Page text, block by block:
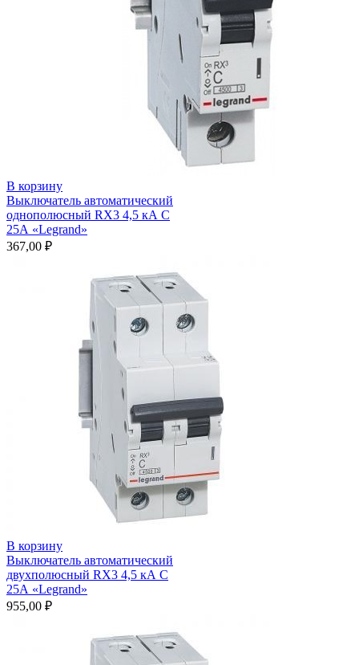
В корзину
Выключатель автоматический
однополюсный RX3 4,5 кА С
25А «Legrand»
367,00 ₽
В корзину
Выключатель автоматический
двухполюсный RX3 4,5 кА С
25А «Legrand»
955,00 ₽